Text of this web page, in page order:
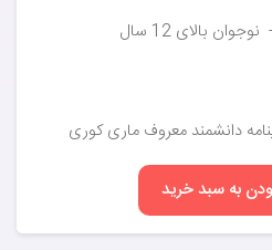
نوجوان بالای 12 سال
دانشمند معروف ماری کوری
به سبد خرید